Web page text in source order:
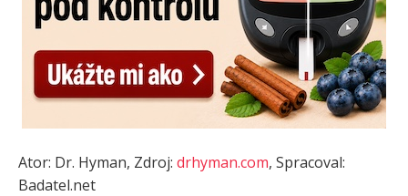
Ator: Dr. Hyman, Zdroj: drhyman.com, Spracoval:
Badatel.net